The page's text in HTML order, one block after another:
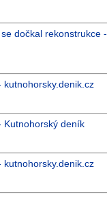
dočkal rekonstrukce -
Kutnohorský deník